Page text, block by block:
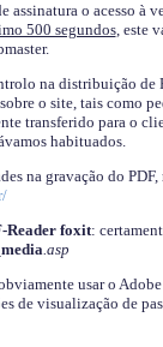
assinatura o acesso à
500 segundos, este
na distribuição de
o site, tais como
transferido para o
habituados.
na gravação do
Reader foxit:
.asp
usar o
de visualização de